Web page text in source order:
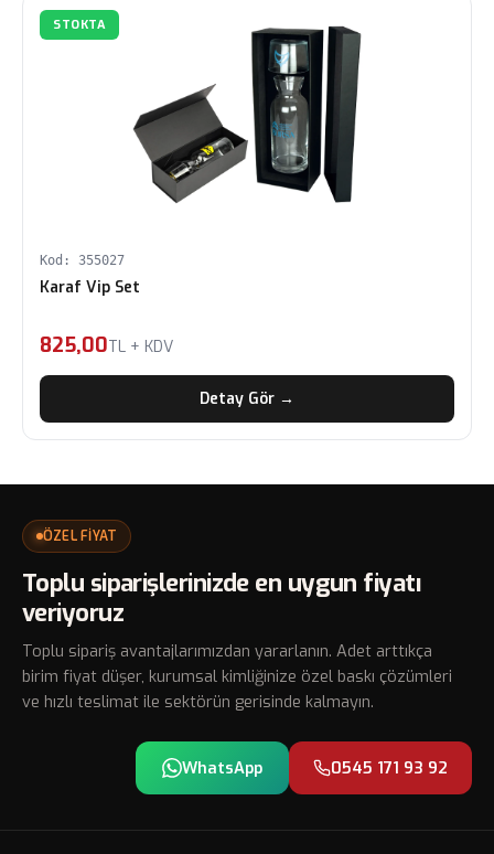
STOKTA
Kod: 355027
Karaf Vip Set
825,00TL + KDV
Detay Gör →
ÖZEL FİYAT
Toplu siparişlerinizde en uygun fiyatı
veriyoruz
Toplu sipariş avantajlarımızdan yararlanın. Adet arttıkça
birim fiyat düşer, kurumsal kimliğinize özel baskı çözümleri
ve hızlı teslimat ile sektörün gerisinde kalmayın.
WhatsApp 0545 171 93 92